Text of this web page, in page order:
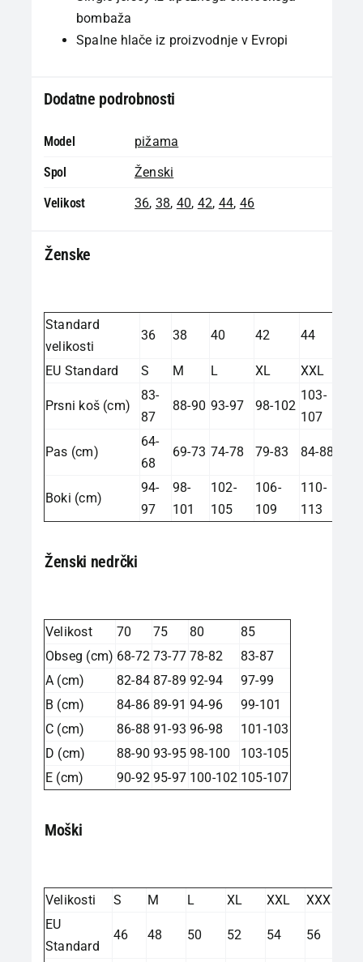
bombaža
Spalne hlače iz proizvodnje v Evropi
Dodatne podrobnosti
Model
pižama
Spol
Ženski
Velikost
36, 38, 40, 42, 44, 46
Ženske
Standard
velikosti
36 38 40 42 44
EU Standard S M L XL XXL
Prsni koš (cm)
83-
87
88-90 93-97 98-102
103-
107
Pas (cm)
64-
68
69-73 74-78 79-83 84-88
Boki (cm)
94-
97
98-
101
102-
105
106-
109
110-
113
Ženski nedrčki
Velikost 70 75 80
85
Obseg (cm) 68-72 73-77 78-82
83-87
A (cm)
82-84 87-89 92-94
97-99
B (cm)
84-86 89-91 94-96
99-101
C (cm)
86-88 91-93 96-98
101-103
D (cm)
88-90 93-95 98-100
103-105
E (cm)
90-92 95-97 100-102 105-107
Moški
Velikosti S M L XL XXL
XXXL
EU
Standard
46 48 50 52 54 56